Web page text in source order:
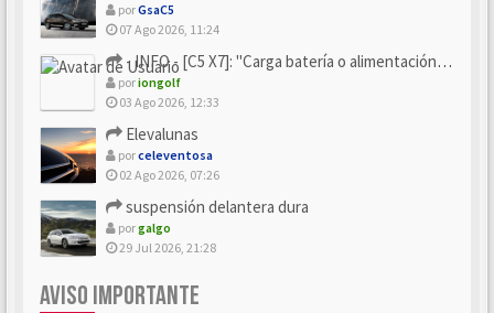
porGsaC5
07 Ago 2026, 11:24
- INFO - [C5 X7]: "Carga batería o alimentación eléctri...
poriongolf
03 Ago 2026, 12:33
Elevalunas
porceleventosa
02 Ago 2026, 07:26
suspensión delantera dura
porgalgo
29 Jul 2026, 21:28
AVISO IMPORTANTE